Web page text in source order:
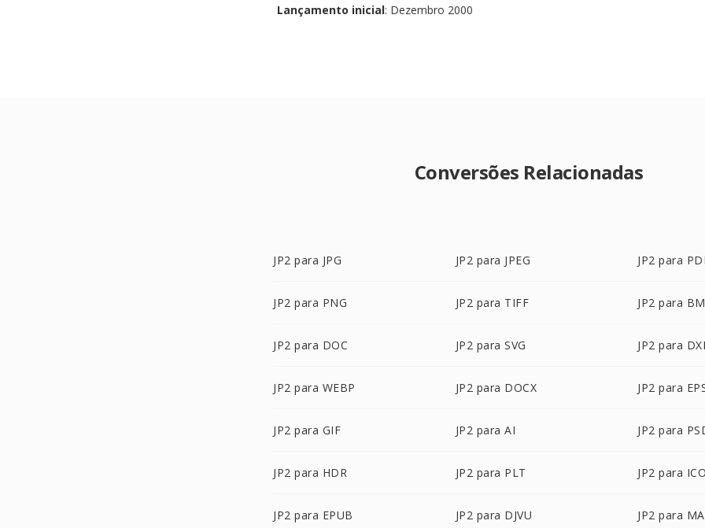
Lançamento inicial: Dezembro 2000
Conversões Relacionadas
JP2 para JPG JP2 para JPEG JP2 para
JP2 para PNG JP2 para TIFF JP2 para
JP2 para DOC JP2 para SVG JP2 para
JP2 para WEBP JP2 para DOCX JP2 para
JP2 para GIF JP2 para AI JP2 para
JP2 para HDR JP2 para PLT JP2 para
JP2 para EPUB JP2 para DJVU JP2 para